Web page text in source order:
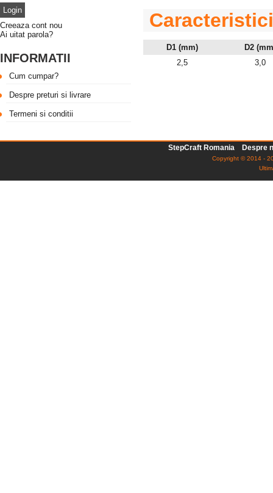
Creeaza cont nou
Ai uitat parola?
INFORMATII
Cum cumpar?
Despre preturi si livrare
Termeni si conditii
D1 (mm)
D2
2,5
3,0
StepCraft Romania Despre
Copyright © 2014 -